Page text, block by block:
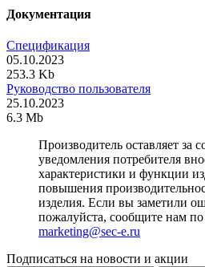
Документация
Спецификация
05.10.2023
253.3 Kb
Руководство пользователя
25.10.2023
6.3 Mb
Производитель оставляет за
уведомления потребителя
характеристики и функции
повышения
изделия. Если вы заметили
пожалуйста, сообщите нам по
marketing@sec-e.ru
Подписаться на новости и акции